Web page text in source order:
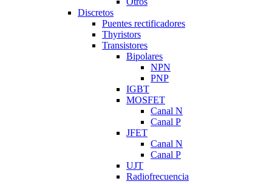
Discretos
Puentes rectificadores
Thyristors
Transistores
Bipolares
NPN
PNP
IGBT
MOSFET
Canal N
Canal P
JFET
Canal N
Canal P
UJT
Radiofrecuencia